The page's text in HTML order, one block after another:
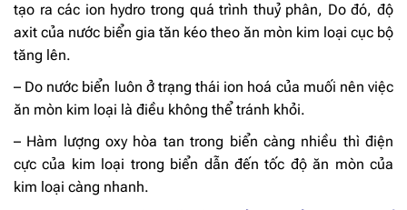
tạo ra các ion hydro trong quá trình thuỷ phân, Do đó, độ
axit của nước biển gia tăn kéo theo ăn mòn kim loại cục bộ
tăng lên.
– Do nước biển luôn ở trạng thái ion hoá của muối nên việc
ăn mòn kim loại là điều không thể tránh khỏi.
– Hàm lượng oxy hòa tan trong biển càng nhiều thì điện
cực của kim loại trong biển dẫn đến tốc độ ăn mòn của
kim loại càng nhanh.